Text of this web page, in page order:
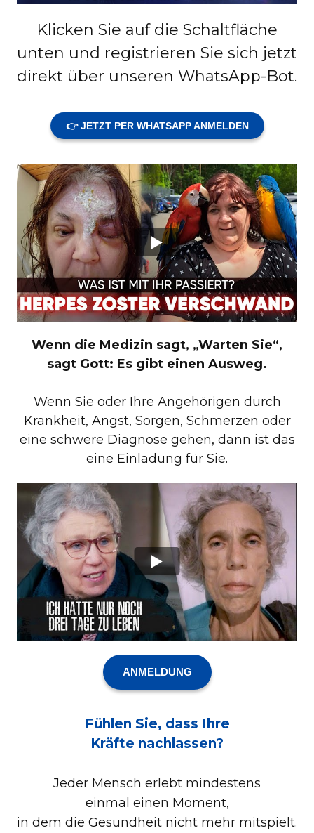
Klicken Sie auf die Schaltfläche
unten und registrieren Sie sich jetzt
direkt über unseren WhatsApp-Bot.
👉 JETZT PER WHATSAPP ANMELDEN
Wenn die Medizin sagt, „Warten Sie“,
sagt Gott: Es gibt einen Ausweg.
Wenn Sie oder Ihre Angehörigen durch
Krankheit, Angst, Sorgen, Schmerzen oder
eine schwere Diagnose gehen, dann ist das
eine Einladung für Sie.
ANMELDUNG
Fühlen Sie, dass Ihre
Kräfte nachlassen?
Jeder Mensch erlebt mindestens
einmal einen Moment,
in dem die Gesundheit nicht mehr mitspielt.